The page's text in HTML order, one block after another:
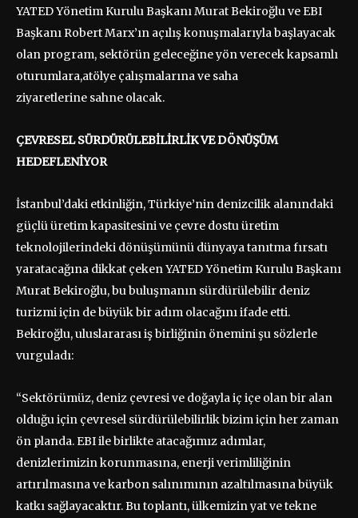
YATED Yönetim Kurulu Başkanı Murat Bekiroğlu ve EBI
Başkanı Robert Marx’ın açılış konuşmalarıyla başlayacak
olan program, sektörün geleceğine yön verecek kapsamlı
oturumlara,atölye çalışmalarına ve saha
ziyaretlerine sahne olacak.
ÇEVRESEL SÜRDÜRÜLEBİLİRLİK VE DÖNÜŞÜM
HEDEFLENİYOR
İstanbul’daki etkinliğin, Türkiye’nin denizcilik alanındaki
güçlü üretim kapasitesini ve çevre dostu üretim
teknolojilerindeki dönüşümünü dünyaya tanıtma fırsatı
yaratacağına dikkat çeken YATED Yönetim Kurulu Başkanı
Murat Bekiroğlu, bu buluşmanın sürdürülebilir deniz
turizmi için de büyük bir adım olacağını ifade etti.
Bekiroğlu, uluslararası iş birliğinin önemini şu sözlerle
vurguladı:
“Sektörümüz, deniz çevresi ve doğayla iç içe olan bir alan
olduğu için çevresel sürdürülebilirlik bizim için her zaman
ön planda. EBI ile birlikte atacağımız adımlar,
denizlerimizin korunmasına, enerji verimliliğinin
artırılmasına ve karbon salınımının azaltılmasına büyük
katkı sağlayacaktır. Bu toplantı, ülkemizin yat ve tekne